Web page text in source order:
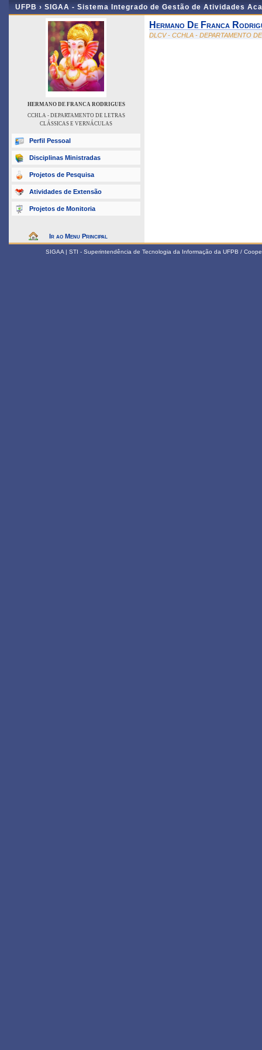
UFPB › SIGAA - Sistema Integrado de Gestão de Atividades
HERMANO DE FRANCA RODRIGUES
CCHLA - DEPARTAMENTO DE LETRAS
CLÁSSICAS E VERNÁCULAS
Perfil Pessoal
Disciplinas Ministradas
Projetos de Pesquisa
Atividades de Extensão
Projetos de Monitoria
Ir ao Menu Principal
Hermano De Franca
DLCV - CCHLA - DEPARTAMENTO
SIGAA | STI - Superintendência de Tecnologia da Informação da UFPB /